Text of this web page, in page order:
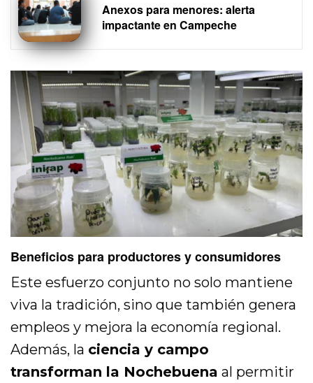
Anexos para menores: alerta
impactante en Campeche
Beneficios para productores y consumidores
Este esfuerzo conjunto no solo mantiene
viva la tradición, sino que también genera
empleos y mejora la economía regional.
Además, la ciencia y campo
transforman la Nochebuena al permitir